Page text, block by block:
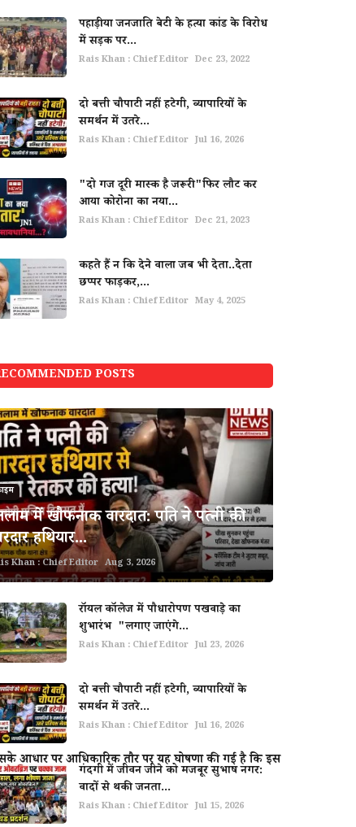
आधार पर आधिकारिक तौर पर यह घोषणा की गई है कि इस
पहाड़ीया जनजाति बेटी के हत्या कांड के विरोध
में सड़क पर...
Rais Khan : Chief Editor Dec 23, 2022
दो बत्ती चौपाटी नहीं हटेगी, व्यापारियों के
समर्थन में उतरे...
Rais Khan : Chief Editor Jul 16, 2026
"दो गज दूरी मास्क है जरूरी"फिर लौट कर
आया कोरोना का नया...
Rais Khan : Chief Editor Dec 21, 2023
कहते हैं न कि देने वाला जब भी देता..देता
छप्पर फाड़कर,...
Rais Khan : Chief Editor May 4, 2025
POSTS
में खौफनाक वारदात: पति ने पत्नी की
हथियार...
Khan : Chief Editor Aug 3, 2026
रॉयल कॉलेज में पौधारोपण पखवाड़े का
शुभारंभ "लगाए जाएंगे...
Rais Khan : Chief Editor Jul 23, 2026
दो बत्ती चौपाटी नहीं हटेगी, व्यापारियों के
समर्थन में उतरे...
Rais Khan : Chief Editor Jul 16, 2026
गंदगी में जीवन जीने को मजबूर सुभाष नगर:
वादों से थकी जनता...
Rais Khan : Chief Editor Jul 15, 2026